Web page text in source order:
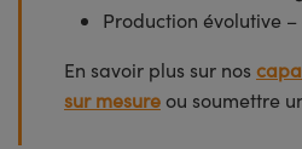
Production évolutive
En savoir plus sur nos
sur mesure ou soumettre